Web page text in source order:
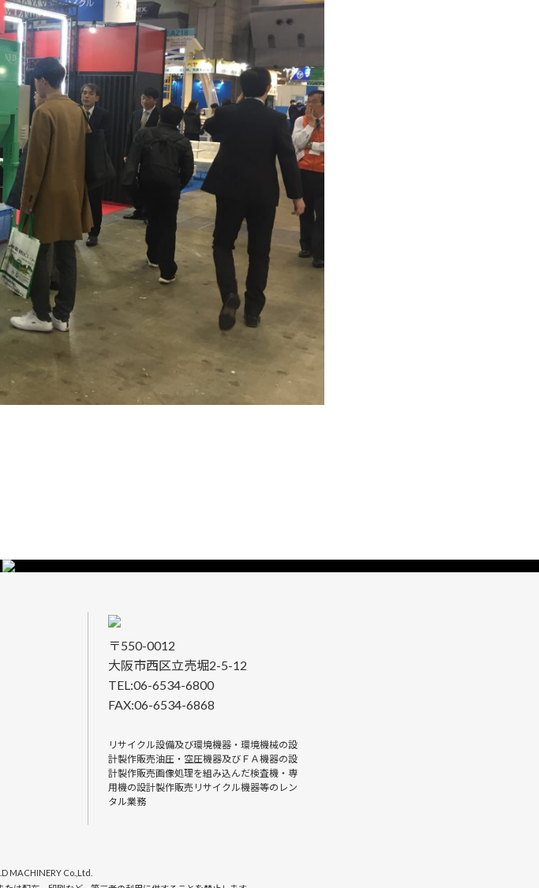
〒550-0012
大阪市西区立売堀2-5-12
TEL:06-6534-6800
FAX:06-6534-6868
リサイクル設備及び環境機器・環境機械の設
計製作販売油圧・空圧機器及びＦＡ機器の設
計製作販売画像処理を組み込んだ検査機・専
用機の設計製作販売リサイクル機器等のレン
タル業務
MACHINERY Co.,Ltd.